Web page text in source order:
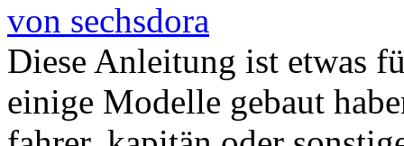
von sechsdora
Diese Anleitung ist etwas
einige Modelle gebaut